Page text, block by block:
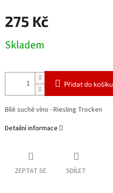
275 Kč
cena:
Skladem
Přidat do košíku
Bílé suché víno - Riesling Trocken
Detailní informace
ZEPTAT SE SDÍLET